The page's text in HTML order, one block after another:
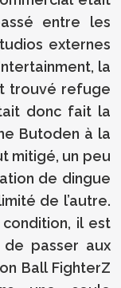
entre les
externes
la
trouvé refuge
donc fait la
Butoden à la
mitigé, un peu
de dingue
de l’autre.
il est
passer aux
Ball FighterZ